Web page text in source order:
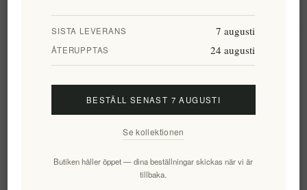
Prenumerera Avsluta bevakning
SISTA LEVERANS 7 augusti
ÅTERUPPTAS 24 augusti
BESTÄLL SENAST 7 AUGUSTI
Se kollektionen
Butiken håller öppet — dina beställningar skickas när vi är
tillbaka.